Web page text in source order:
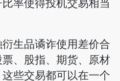
生品谲诈使用差价合
、股指、期货、原材
些交易都可以在一个